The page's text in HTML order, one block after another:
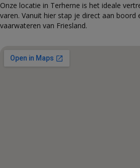
Onze locatie in Terherne is het ideale
varen. Vanuit hier stap je direct aan
vaarwateren van Friesland.